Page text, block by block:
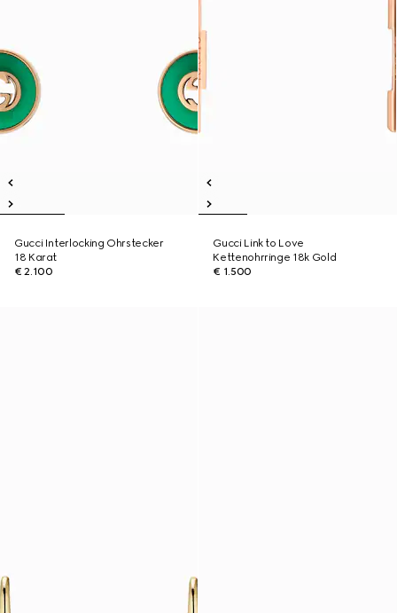
Gucci Interlocking Ohrstecker
18 Karat
€ 2.100
Gucci Link to Love
Kettenohrringe 18k Gold
€ 1.500